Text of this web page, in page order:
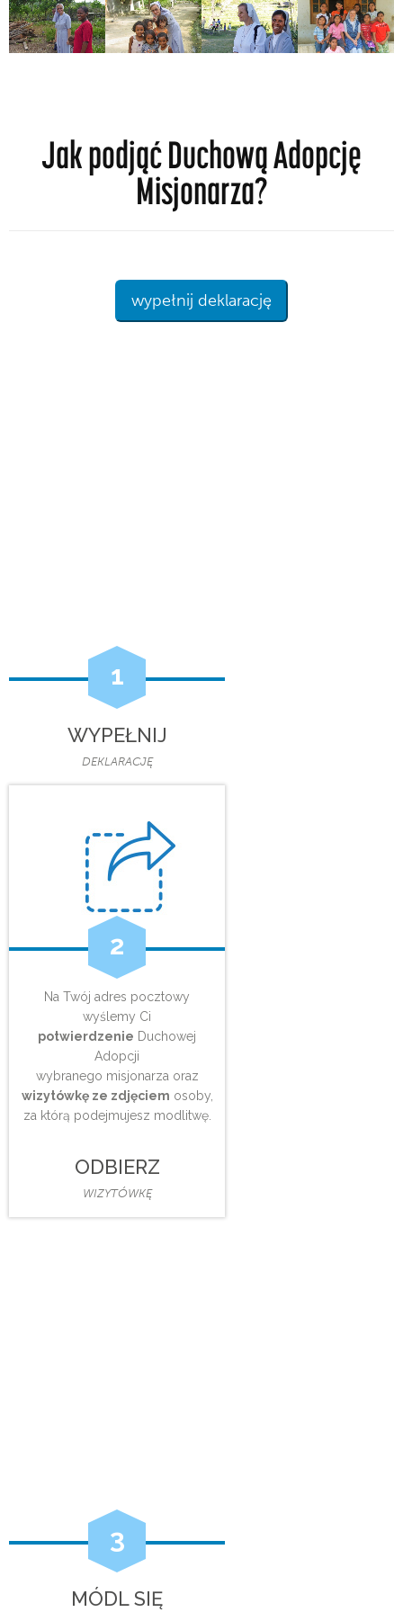
Jak podjąć Duchową Adopcję
Misjonarza?
wypełnij deklarację
1
WYPEŁNIJ
DEKLARACJĘ
2
Na Twój adres pocztowy
wyślemy Ci
potwierdzenie Duchowej
Adopcji
wybranego misjonarza oraz
wizytówkę ze zdjęciem osoby,
za którą podejmujesz modlitwę.
ODBIERZ
WIZYTÓWKĘ
3
MÓDL SIĘ